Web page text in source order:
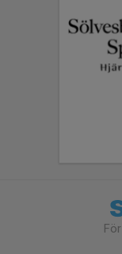
För